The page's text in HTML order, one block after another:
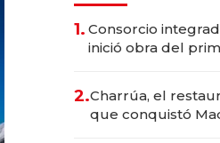
1. Consorcio
inició obra del
millones
2.Charrúa, el
que conquistó